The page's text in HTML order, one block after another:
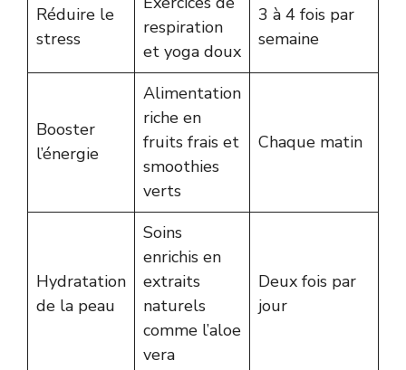
Réduire le
stress
respiration
et yoga doux
3 à 4 fois par
semaine
Booster
l’énergie
Alimentation
riche en
fruits frais et
smoothies
verts
Chaque matin
Hydratation
de la peau
Soins
enrichis en
extraits
naturels
comme l’aloe
vera
Deux fois par
jour